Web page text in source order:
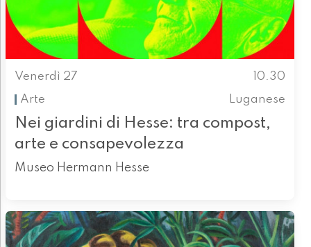
Venerdì 27
10.30
Arte
Luganese
Nei giardini di Hesse: tra compost,
arte e consapevolezza
Museo Hermann Hesse